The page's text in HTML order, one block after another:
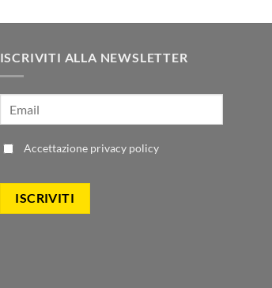
ISCRIVITI ALLA NEWSLETTER
Accettazione privacy policy